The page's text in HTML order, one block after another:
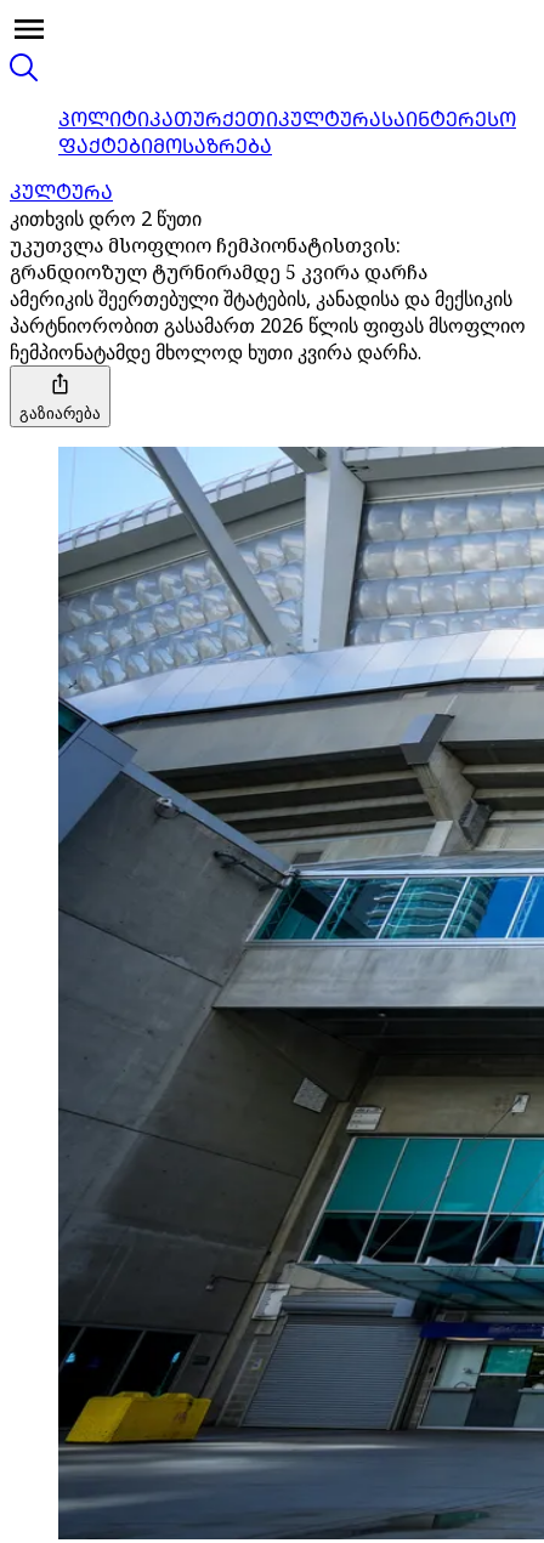
ᲞᲝᲚᲘᲢᲘᲙᲐᲗᲣᲠᲥᲔᲗᲘᲙᲣᲚᲢᲣᲠᲐᲡᲐᲘᲜᲢᲔᲠᲔᲡᲝ
ᲤᲐᲥᲢᲔᲑᲘᲛᲝᲡᲐᲖᲠᲔᲑᲐ
ᲙᲣᲚᲢᲣᲠᲐ
კითხვის დრო 2 წუთი
უკუთვლა მსოფლიო ჩემპიონატისთვის:
გრანდიოზულ ტურნირამდე 5 კვირა დარჩა
ამერიკის შეერთებული შტატების, კანადისა და მექსიკის
პარტნიორობით გასამართ 2026 წლის ფიფას მსოფლიო
ჩემპიონატამდე მხოლოდ ხუთი კვირა დარჩა.
გაზიარება